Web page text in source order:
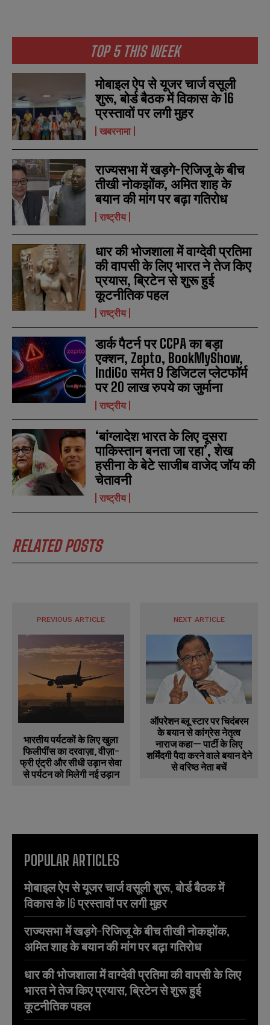
N
a
m
e
*
a
i
l
*
N
u
m
b
e
r
s
SUBMIT
N
a
m
e
*
a
i
l
*
N
u
m
b
e
r
s
SUBMIT
TOP 5 THIS WEEK
मोबाइल ऐप से यूजर चार्ज वसूली
शुरू, बोर्ड बैठक में विकास के 16
प्रस्तावों पर लगी मुहर
खबरनामा
राज्यसभा में खड़गे-रिजिजू के बीच
तीखी नोकझोंक, अमित शाह के
बयान की मांग पर बढ़ा गतिरोध
राष्ट्रीय
धार की भोजशाला में वाग्देवी प्रतिमा
की वापसी के लिए भारत ने तेज किए
प्रयास, ब्रिटेन से शुरू हुई
कूटनीतिक पहल
राष्ट्रीय
डार्क पैटर्न पर CCPA का बड़ा
एक्शन, Zepto, BookMyShow,
IndiGo समेत 9 डिजिटल प्लेटफॉर्म
पर 20 लाख रुपये का जुर्माना
राष्ट्रीय
‘बांग्लादेश भारत के लिए दूसरा
पाकिस्तान बनता जा रहा’, शेख
हसीना के बेटे साजीब वाजेद जॉय की
चेतावनी
राष्ट्रीय
RELATED POSTS
PREVIOUS ARTICLE
भारतीय पर्यटकों के लिए खुला
फिलीपींस का दरवाज़ा, वीज़ा-
फ्री एंट्री और सीधी उड़ान सेवा
से पर्यटन को मिलेगी नई उड़ान
NEXT ARTICLE
ऑपरेशन ब्लू स्टार पर चिदंबरम
के बयान से कांग्रेस नेतृत्व
नाराज कहा— पार्टी के लिए
शर्मिंदगी पैदा करने वाले बयान देने
से वरिष्ठ नेता बचें
POPULAR ARTICLES
मोबाइल ऐप से यूजर चार्ज वसूली शुरू, बोर्ड बैठक में
विकास के 16 प्रस्तावों पर लगी मुहर
राज्यसभा में खड़गे-रिजिजू के बीच तीखी नोकझोंक,
अमित शाह के बयान की मांग पर बढ़ा गतिरोध
धार की भोजशाला में वाग्देवी प्रतिमा की वापसी के लिए
भारत ने तेज किए प्रयास, ब्रिटेन से शुरू हुई
कूटनीतिक पहल